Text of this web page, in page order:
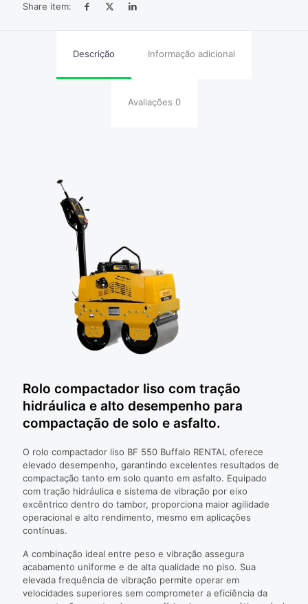
Share item:
Descrição Informação adicional
Avaliações 0
Rolo compactador liso com tração
hidráulica e alto desempenho para
compactação de solo e asfalto.
O rolo compactador liso BF 550 Buffalo RENTAL oferece
elevado desempenho, garantindo excelentes resultados de
compactação tanto em solo quanto em asfalto. Equipado
com tração hidráulica e sistema de vibração por eixo
excêntrico dentro do tambor, proporciona maior agilidade
operacional e alto rendimento, mesmo em aplicações
contínuas.
A combinação ideal entre peso e vibração assegura
acabamento uniforme e de alta qualidade no piso. Sua
elevada frequência de vibração permite operar em
velocidades superiores sem comprometer a eficiência da